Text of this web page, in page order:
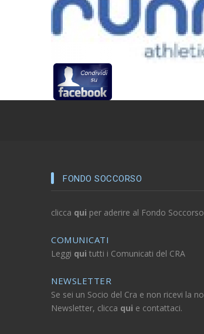
FONDO SOCCORSO
clicca qui per aderire al Fondo Soccorso
COMUNICATI
Leggi qui tutti i Comunicati del CRA
NEWSLETTER
Se sei un Socio del Cra e non ricevi la
Newsletter, clicca qui e contattaci.